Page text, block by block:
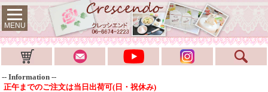
MENU
-- Information --
正午までのご注文は当日出荷可(日・祝休み)